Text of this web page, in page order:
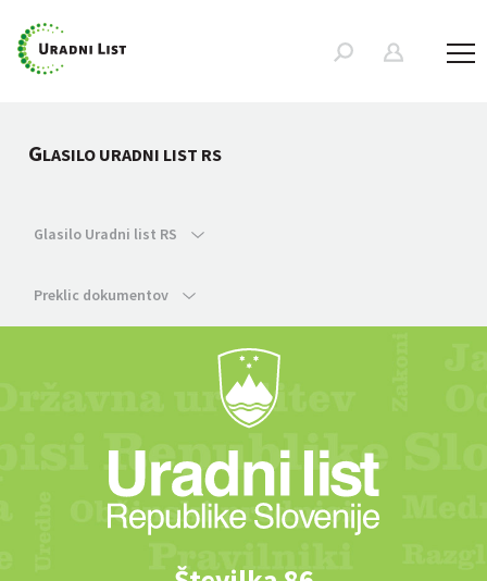
GLASILO URADNI LIST RS
Glasilo Uradni list RS
Preklic dokumentov